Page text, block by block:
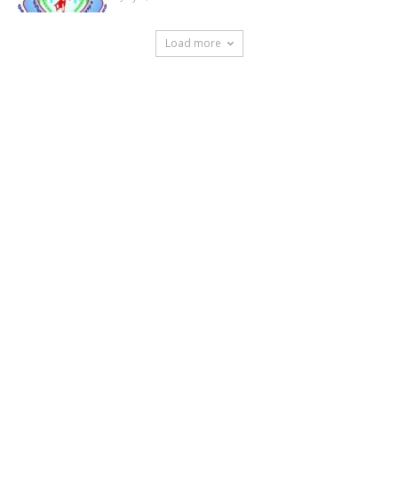
Load more